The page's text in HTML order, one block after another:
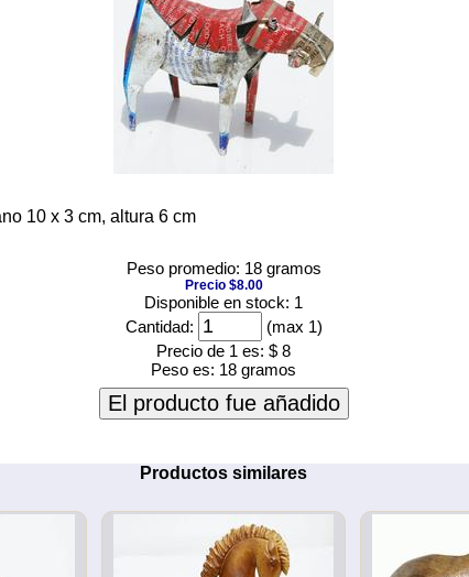
10 x 3 cm, altura 6 cm
Peso promedio: 18 gramos
Precio $8.00
Disponible en stock: 1
Cantidad:
(max 1)
Precio de 1 es: $ 8
Peso es: 18 gramos
El producto fue añadido
Productos similares